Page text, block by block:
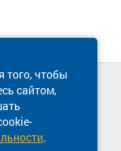
того, чтобы
сайтом,
.
сайта